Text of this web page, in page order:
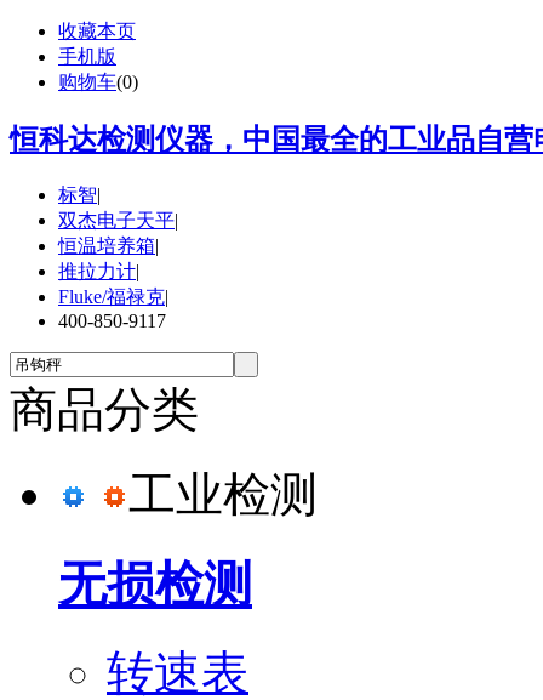
收藏本页
手机版
购物车(0)
恒科达检测仪器，中国最全的工业品自
标智|
双杰电子天平|
恒温培养箱|
推拉力计|
Fluke/福禄克|
400-850-9117
商品分类
工业检测
无损检测
转速表